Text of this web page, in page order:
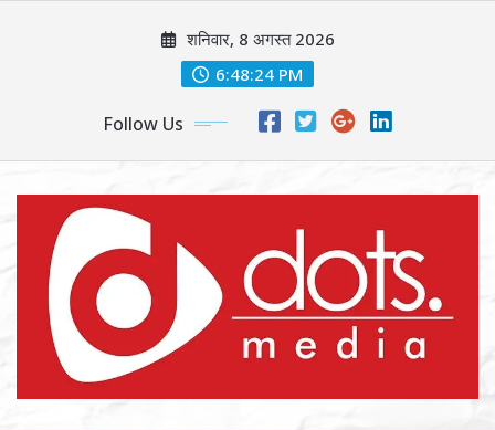
शनिवार, 8 अगस्त 2026
6:48:26 PM
Follow Us